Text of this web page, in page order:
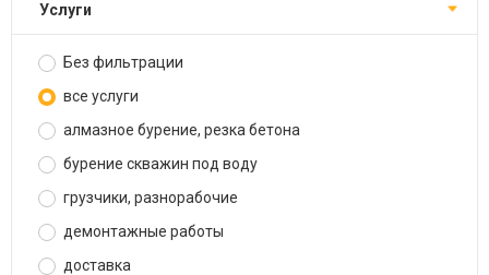
услуги
Без фильтрации
все услуги
алмазное бурение, резка бетона
бурение скважин под воду
грузчики, разнорабочие
демонтажные работы
доставка